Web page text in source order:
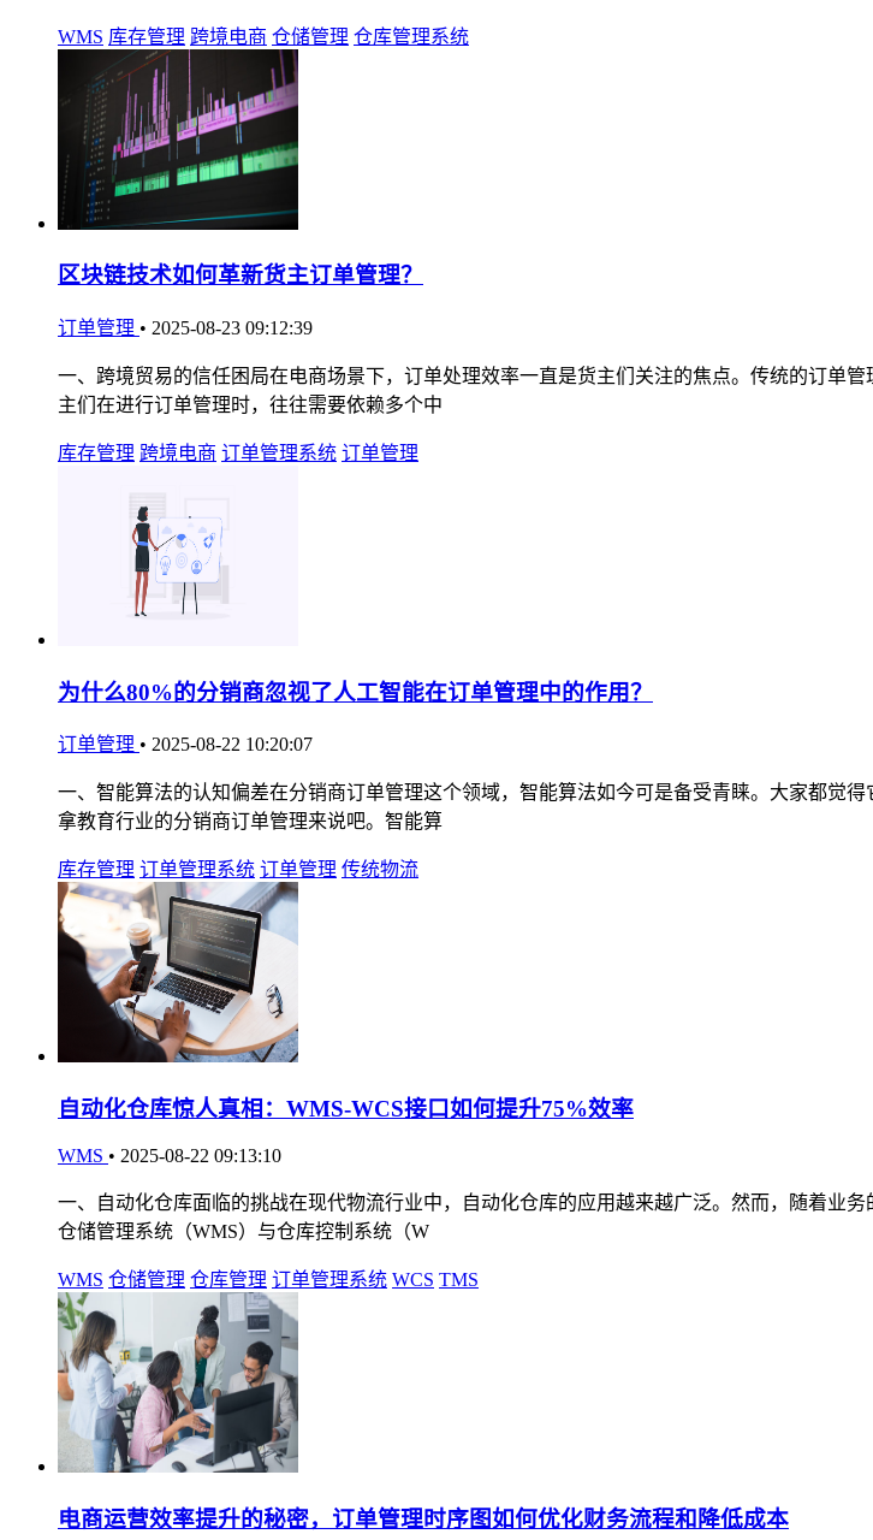
WMS 库存管理 跨境电商 仓储管理 仓库管理系统
区块链技术如何革新货主订单管理？
订单管理 • 2025-08-23 09:12:39
一、跨境贸易的信任困局在电商场景下，订单处理效率一直是货主们关注的焦点。传统的订单
主们在进行订单管理时，往往需要依赖多个中
库存管理 跨境电商 订单管理系统 订单管理
为什么80%的分销商忽视了人工智能在订单管理中的作用？
订单管理 • 2025-08-22 10:20:07
一、智能算法的认知偏差在分销商订单管理这个领域，智能算法如今可是备受青睐。大家都觉
拿教育行业的分销商订单管理来说吧。智能算
库存管理 订单管理系统 订单管理 传统物流
自动化仓库惊人真相：WMS-WCS接口如何提升75%效率
WMS • 2025-08-22 09:13:10
一、自动化仓库面临的挑战在现代物流行业中，自动化仓库的应用越来越广泛。然而，随着业
仓储管理系统（WMS）与仓库控制系统（W
WMS 仓储管理 仓库管理 订单管理系统 WCS TMS
电商运营效率提升的秘密，订单管理时序图如何优化财务流程和降低成本